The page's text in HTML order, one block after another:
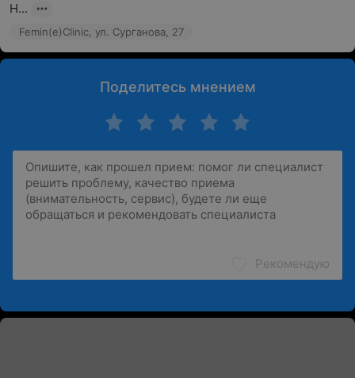
Н...
Femin(e)Clinic, ул. Сурганова, 27
Поделитесь мнением
Рекомендую